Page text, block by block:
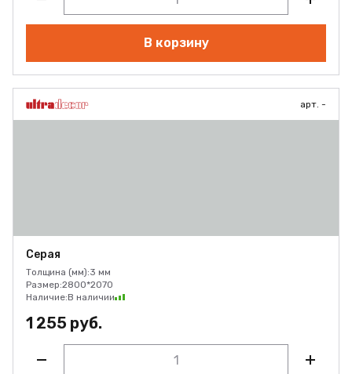
В корзину
арт. -
Серая
Толщина (мм):3 мм
Размер:2800*2070
Наличие:В наличии
1 255 руб.